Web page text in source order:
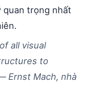
quan trọng nhất
all visual
to
Ernst Mach, nhà